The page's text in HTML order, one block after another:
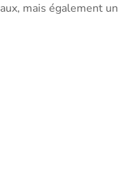
mais également un